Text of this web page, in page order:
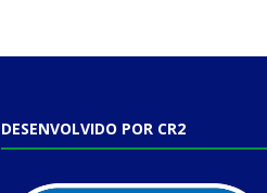
DESENVOLVIDO POR CR2